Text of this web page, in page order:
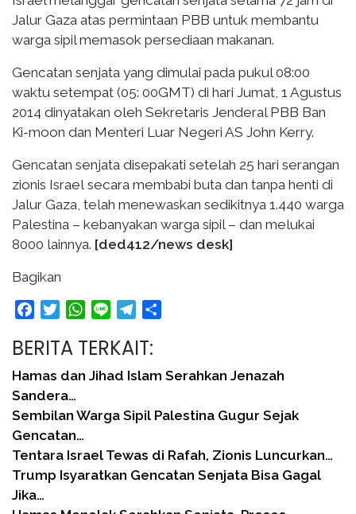
Jalur Gaza atas permintaan PBB untuk membantu
warga sipil memasok persediaan makanan.
Gencatan senjata yang dimulai pada pukul 08:00
waktu setempat (05: 00GMT) di hari Jumat, 1 Agustus
2014 dinyatakan oleh Sekretaris Jenderal PBB Ban
Ki-moon dan Menteri Luar Negeri AS John Kerry.
Gencatan senjata disepakati setelah 25 hari serangan
zionis Israel secara membabi buta dan tanpa henti di
Jalur Gaza, telah menewaskan sedikitnya 1.440 warga
Palestina – kebanyakan warga sipil – dan melukai
8000 lainnya. [ded412/news desk]
Bagikan
FacebookTwitterWhatsApp
Line Telegram
BERITA TERKAIT:
Hamas dan Jihad Islam Serahkan Jenazah
Sandera…
Sembilan Warga Sipil Palestina Gugur Sejak
Gencatan…
Tentara Israel Tewas di Rafah, Zionis Luncurkan…
Trump Isyaratkan Gencatan Senjata Bisa Gagal
Jika…